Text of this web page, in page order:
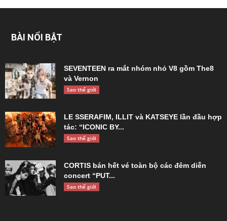
BÀI NỔI BẬT
SEVENTEEN ra mắt nhóm nhỏ V8 gồm The8
và Vernon
Sao thế giới
LE SSERAFIM, ILLIT và KATSEYE lần đầu hợp
tác: “ICONIC BY...
Sao thế giới
CORTIS bán hết vé toàn bộ các đêm diễn
concert “PUT...
Sao thế giới